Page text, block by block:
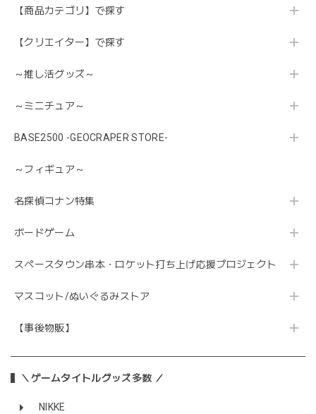
【商品カテゴリ】で探す
【クリエイター】で探す
～推し活グッズ～
～ミニチュア～
BASE2500 -GEOCRAPER STORE-
～フィギュア～
名探偵コナン特集
ボードゲーム
スペースタウン串本・ロケット打ち上げ応援プロジェクト
マスコット/ぬいぐるみストア
【事後物販】
＼ゲームタイトルグッズ多数 ／
NIKKE